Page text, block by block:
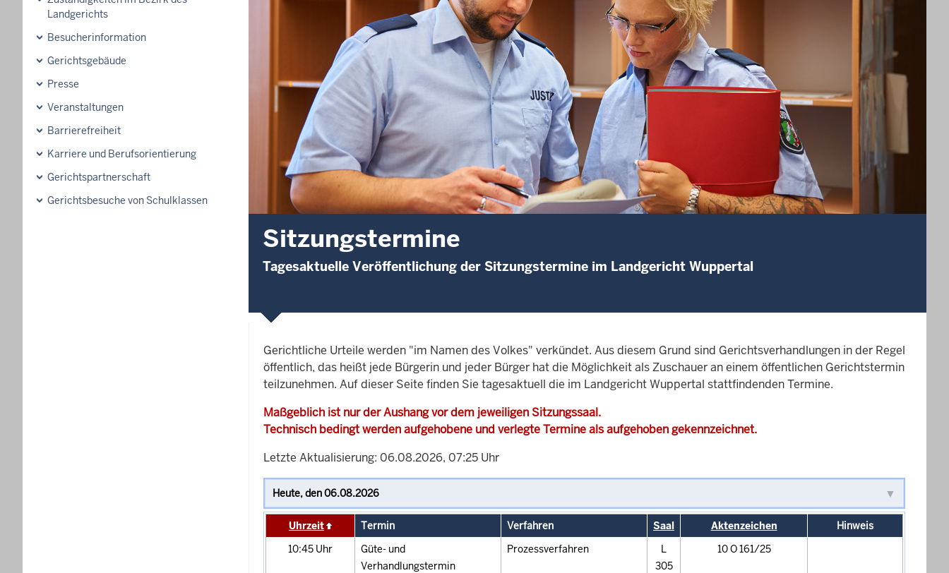
Landgerichts
Besucherinformation
Gerichtsgebäude
Presse
Veranstaltungen
Barrierefreiheit
Karriere und Berufsorientierung
Gerichtspartnerschaft
Gerichtsbesuche von Schulklassen
Sitzungstermine
Tagesaktuelle Veröffentlichung der Sitzungstermine im Landgericht Wuppertal
Gerichtliche Urteile werden "im Namen des Volkes" verkündet. Aus diesem Grund sind Gerichtsverhandlungen in der Regel
öffentlich, das heißt jede Bürgerin und jeder Bürger hat die Möglichkeit als Zuschauer an einem öffentlichen Gerichtstermin
teilzunehmen. Auf dieser Seite finden Sie tagesaktuell die im Landgericht Wuppertal stattfindenden Termine.
Maßgeblich ist nur der Aushang vor dem jeweiligen Sitzungssaal.
Technisch bedingt werden aufgehobene und verlegte Termine als aufgehoben gekennzeichnet.
Letzte Aktualisierung: 06.08.2026, 07:25 Uhr
Uhrzeit Termin Verfahren Saal Aktenzeichen
Hinweis
10:45 Uhr
Güte- und
Verhandlungstermin
Prozessverfahren
L
305
10 O 161/25